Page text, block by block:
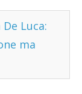
Luca:
ma